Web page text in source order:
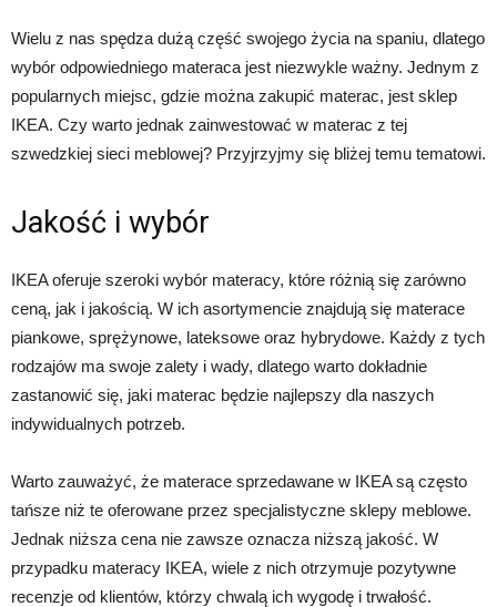
Wielu z nas spędza dużą część swojego życia na spaniu, dlatego
wybór odpowiedniego materaca jest niezwykle ważny. Jednym z
popularnych miejsc, gdzie można zakupić materac, jest sklep
IKEA. Czy warto jednak zainwestować w materac z tej
szwedzkiej sieci meblowej? Przyjrzyjmy się bliżej temu tematowi.
Jakość i wybór
IKEA oferuje szeroki wybór materacy, które różnią się zarówno
ceną, jak i jakością. W ich asortymencie znajdują się materace
piankowe, sprężynowe, lateksowe oraz hybrydowe. Każdy z tych
rodzajów ma swoje zalety i wady, dlatego warto dokładnie
zastanowić się, jaki materac będzie najlepszy dla naszych
indywidualnych potrzeb.
Warto zauważyć, że materace sprzedawane w IKEA są często
tańsze niż te oferowane przez specjalistyczne sklepy meblowe.
Jednak niższa cena nie zawsze oznacza niższą jakość. W
przypadku materacy IKEA, wiele z nich otrzymuje pozytywne
recenzje od klientów, którzy chwalą ich wygodę i trwałość.